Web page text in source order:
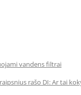
vandens filtrai
rašo DI: Ar tai